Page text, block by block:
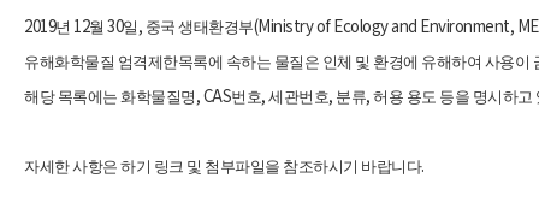
2019년 12월 30일 , 중국 생태환경부(Ministry of Ecology and Environment,
유해화학물질 엄격제한목록에 속하는 물질은 인체 및 환경에 유해하여 사용
해당 목록에는 화학물질명 , CAS번호, 세관번호, 분류, 허용 용도 등을 명시하고
자세한 사항은 하기 링크 및 첨부파일을 참조하시기 바랍니다.